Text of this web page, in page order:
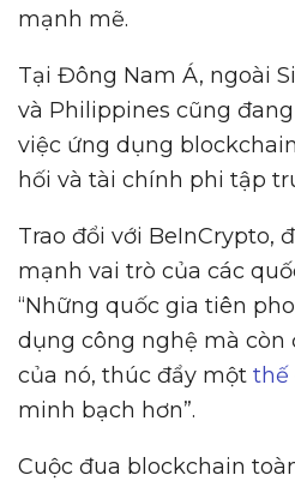
mạnh mẽ.
Tại Đông Nam Á, ngoài
và Philippines cũng
việc ứng dụng
hối và tài chính phi tập
Trao đổi với BeInCrypto,
mạnh vai trò của các
“Những quốc gia tiên
dụng công nghệ mà
của nó, thúc đẩy một thế
minh bạch hơn”.
Cuộc đua blockchain